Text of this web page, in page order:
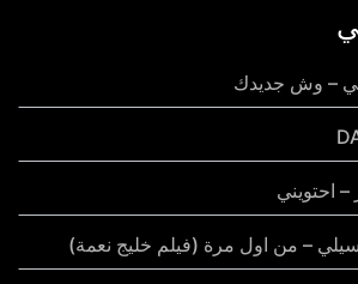
– وش جديدك
احتويني
– من اول مرة (فيلم خليج نعمة)